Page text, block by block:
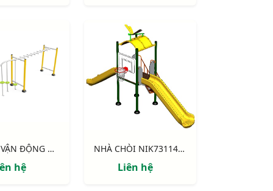
KHUNG VẬN ĐỘNG NIK731003-DT: CHUYỀN DÂY - THANG NGANG
hệ
NHÀ CHÒI NIK731146-4: Thang leo, 2 cầu trượt, bóng rổ
Liên hệ